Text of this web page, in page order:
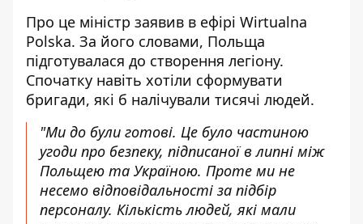
Про це міністр заявив в ефірі Wirtualna
Polska. За його словами, Польща
підготувалася до створення легіону.
Спочатку навіть хотіли сформувати
бригади, які б налічували тисячі людей.
"Ми до були готові. Це було частиною
угоди про безпеку, підписаної в липні між
Польщею та Україною. Проте ми не
несемо відповідальності за підбір
персоналу. Кількість людей, які мали